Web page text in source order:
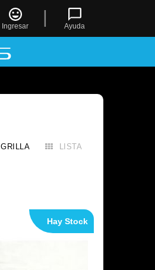
Ingresar | Ayuda
GRILLA LISTA
Hay Stock